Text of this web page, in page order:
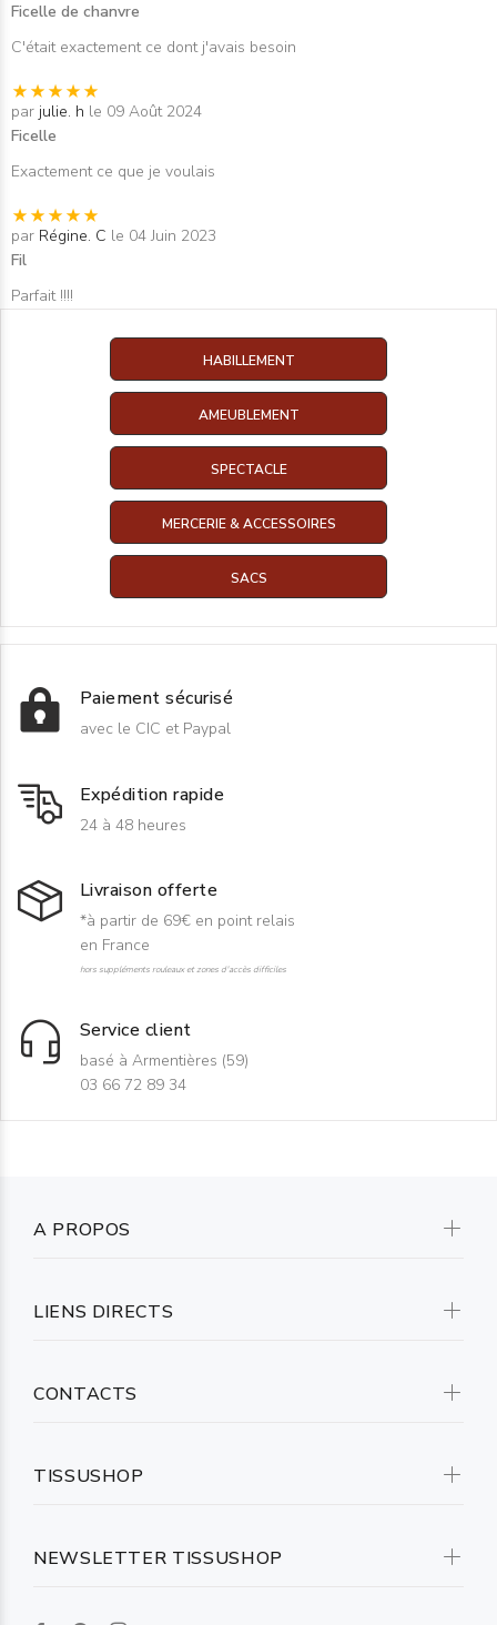
Ficelle de chanvre
C'était exactement ce dont j'avais besoin
par julie. h le 09 Août 2024
Ficelle
Exactement ce que je voulais
par Régine. C le 04 Juin 2023
Fil
Parfait !!!!
HABILLEMENT
AMEUBLEMENT
SPECTACLE
MERCERIE & ACCESSOIRES
SACS
Paiement sécurisé
avec le CIC et Paypal
Expédition rapide
24 à 48 heures
Livraison offerte
*à partir de 69€ en point relais
en France
hors suppléments rouleaux et zones d'accès difficiles
Service client
basé à Armentières (59)
03 66 72 89 34
NEWSLETTER TISSUSHOP
A PROPOS
LIENS DIRECTS
CONTACTS
TISSUSHOP